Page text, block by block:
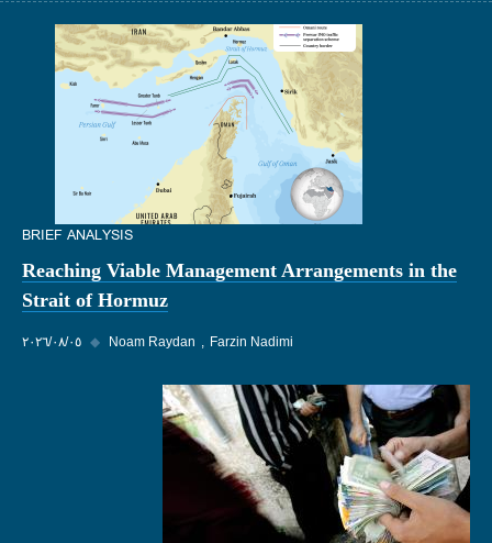
BRIEF ANALYSIS
Reaching Viable Management Arrangements in the
Strait of Hormuz
٠٥‏/٠٨‏/٢٠٢٦ ◆ Noam Raydan Farzin Nadimi